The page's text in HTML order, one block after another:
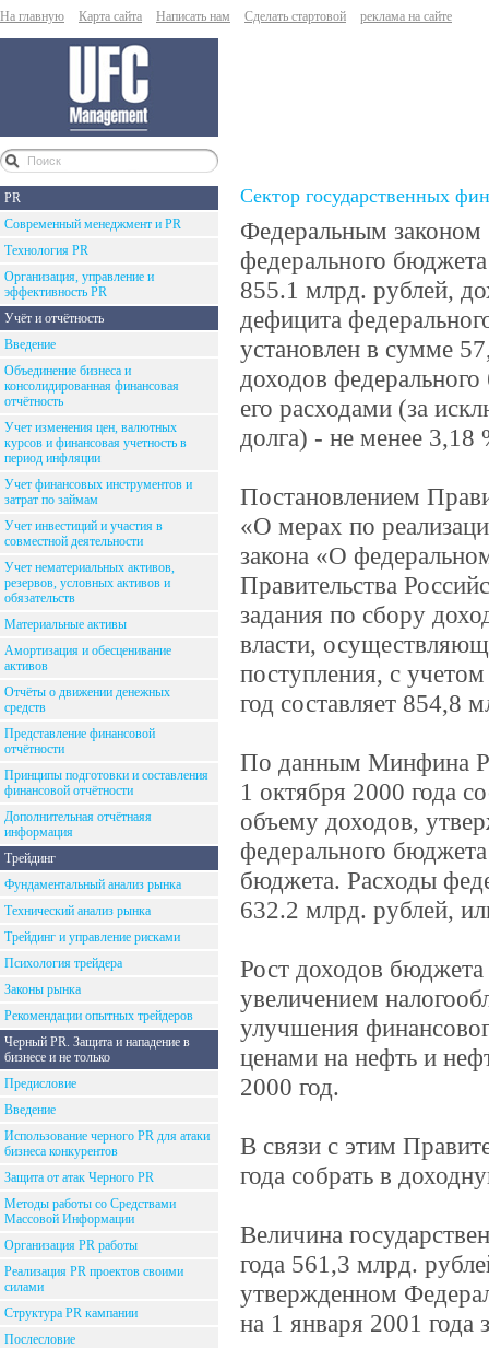
На главную Карта сайта Написать нам Сделать стартовой реклама на сайте
PR
Современный менеджмент и PR
Технология PR
Организация, управление и
эффективность PR
Учёт и отчётность
Введение
Объединение бизнеса и
консолидированная финансовая
отчётность
Учет изменения цен, валютных
курсов и финансовая учетность в
период инфляции
Учет финансовых инструментов и
затрат по займам
Учет инвестиций и участия в
совместной деятельности
Учет нематериальных активов,
резервов, условных активов и
обязательств
Материальные активы
Амортизация и обесценивание
активов
Отчёты о движении денежных
средств
Представление финансовой
отчётности
Принципы подготовки и составления
финансовой отчётности
Дополнительная отчётнаяя
информация
Трейдинг
Фундаментальный анализ рынка
Технический анализ рынка
Трейдинг и управление рисками
Психология трейдера
Законы рынка
Рекомендации опытных трейдеров
Черный PR. Защита и нападение в
бизнесе и не только
Предисловие
Введение
Использование черного PR для атаки
бизнеса конкурентов
Защита от атак Черного PR
Методы работы со Средствами
Массовой Информации
Организация PR работы
Реализация PR проектов своими
силами
Структура PR кампании
Послесловие
Сектор государственных
Федеральным
федерального
855.1 млрд. рублей,
дефицита
установлен в сумме
доходов
его расходами (за
долга) - не менее
Постановлением
«О мерах по
закона «О
Правительства
задания по сбору
власти,
поступления, с
год составляет 854,8
По данным Минфина
1 октября 2000 года
объему доходов,
федерального
бюджета. Расходы
632.2 млрд. рублей,
Рост доходов бюджета
увеличением
улучшения
ценами на нефть и
2000 год.
В связи с этим
года собрать в
Величина
года 561,3 млрд.
утвержденном
на 1 января 2001 года